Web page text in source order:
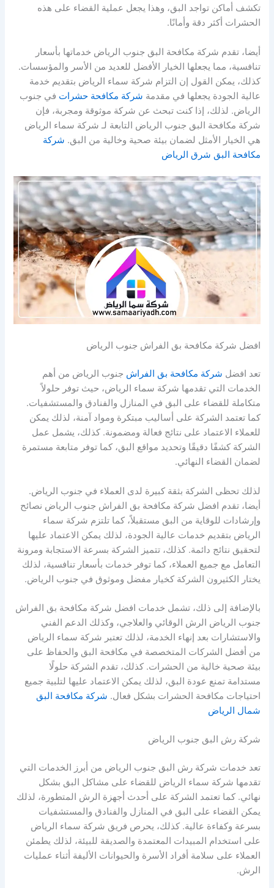
تكشف أماكن تواجد البق، وهذا يجعل عملية القضاء على هذه
الحشرات أكثر دقة وأمانًا.
أيضا، تقدم شركة مكافحة البق جنوب الرياض خدماتها بأسعار
تنافسية، مما يجعلها الخيار الأفضل للعديد من الأسر والمؤسسات.
كذلك، يمكن القول إن التزام شركة سماء الرياض بتقديم خدمة
عالية الجودة يجعلها في مقدمة شركة مكافحة حشرات في جنوب
الرياض. لذلك، إذا كنت تبحث عن شركة موثوقة ومجربة، فإن
شركة مكافحة البق جنوب الرياض التابعة لـ شركة سماء الرياض
هي الخيار الأمثل لضمان بيئة صحية وخالية من البق. شركة
مكافحة البق شرق الرياض
افضل شركة مكافحة بق الفراش جنوب الرياض
تعد افضل شركة مكافحة بق الفراش جنوب الرياض من أهم
الخدمات التي تقدمها شركة سماء الرياض، حيث توفر حلولاً
متكاملة للقضاء على البق في المنازل والفنادق والمستشفيات.
كما تعتمد الشركة على أساليب مبتكرة ومواد آمنة، لذلك يمكن
للعملاء الاعتماد على نتائج فعالة ومضمونة. كذلك، يشمل عمل
الشركة كشفًا دقيقًا وتحديد مواقع البق، كما توفر متابعة مستمرة
لضمان القضاء النهائي.
لذلك تحظى الشركة بثقة كبيرة لدى العملاء في جنوب الرياض.
أيضا، تقدم افضل شركة مكافحة بق الفراش جنوب الرياض نصائح
وإرشادات للوقاية من البق مستقبلاً، كما تلتزم شركة سماء
الرياض بتقديم خدمات عالية الجودة، لذلك يمكن الاعتماد عليها
لتحقيق نتائج دائمة. كذلك، تتميز الشركة بسرعة الاستجابة ومرونة
التعامل مع جميع العملاء، كما توفر خدمات بأسعار تنافسية، لذلك
يختار الكثيرون الشركة كخيار مفضل وموثوق في جنوب الرياض.
بالإضافة إلى ذلك، تشمل خدمات افضل شركة مكافحة بق الفراش
جنوب الرياض الرش الوقائي والعلاجي، وكذلك الدعم الفني
والاستشارات بعد إنهاء الخدمة، لذلك تعتبر شركة سماء الرياض
من أفضل الشركات المتخصصة في مكافحة البق والحفاظ على
بيئة صحية خالية من الحشرات. كذلك، تقدم الشركة حلولًا
مستدامة تمنع عودة البق، لذلك يمكن الاعتماد عليها لتلبية جميع
احتياجات مكافحة الحشرات بشكل فعال. شركة مكافحة البق
شمال الرياض
شركة رش البق جنوب الرياض
تعد خدمات شركة رش البق جنوب الرياض من أبرز الخدمات التي
تقدمها شركة سماء الرياض للقضاء على مشاكل البق بشكل
نهائي. كما تعتمد الشركة على أحدث أجهزة الرش المتطورة، لذلك
يمكن القضاء على البق في المنازل والفنادق والمستشفيات
بسرعة وكفاءة عالية. كذلك، يحرص فريق شركة سماء الرياض
على استخدام المبيدات المعتمدة والصديقة للبيئة، لذلك يطمئن
العملاء على سلامة أفراد الأسرة والحيوانات الأليفة أثناء عمليات
الرش.